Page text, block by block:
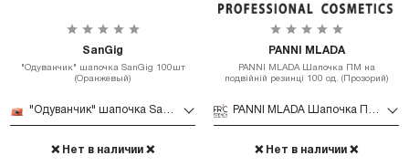
SanGig
"Одуванчик" шапочка SanGig 100шт
(Оранжевый)
"Одуванчик" шапочка SanGig 100шт (Оранжевый)
❌ Нет в наличии ❌
PANNI MLADA
PANNI MLADA Шапочка ПМ на
подвійній резинці 100 од. (Прозорий)
PANNI MLADA Шапочка ПМ на подвійній резинці 100 од. (Прозорий)
❌ Нет в наличии ❌